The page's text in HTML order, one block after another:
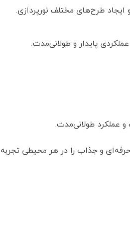
طرح‌های مختلف نورپردازی.
پایدار و طولانی‌مدت.
حرفه‌ای و جذاب را در هر محیطی